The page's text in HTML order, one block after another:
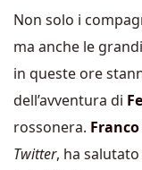
Non solo i
ma anche le
in queste ore
dell’avventura di
rossonera.
Twitter, ha